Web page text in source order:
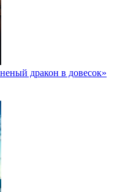
дракон в довесок»